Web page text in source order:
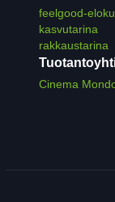
feelgood-
kasvutarina
rakkaustarina
Cinema